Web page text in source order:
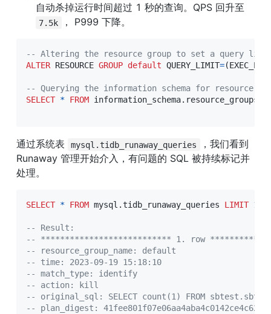
7.5k ， P999 下降。
-- Altering the resource group to set a query
ALTER RESOURCE GROUP default QUERY_LIMIT=(
-- Querying the information schema for resource
SELECT * FROM information_schema. resource_groups
通过系统表 mysql.tidb_runaway_queries
，我们看到
Runaway 管理开始介入，有问题的 SQL 被持续标记并
处理。
SELECT * FROM mysql .tidb_runaway_queries LIMIT 1
-- Result:
-- *************************** 1. row
-- resource_group_name: default
-- time: 2023-09-19 15:18:10
-- match_type: identify
-- action: kill
-- original_sql: SELECT count(1) FROM
-- plan_digest: